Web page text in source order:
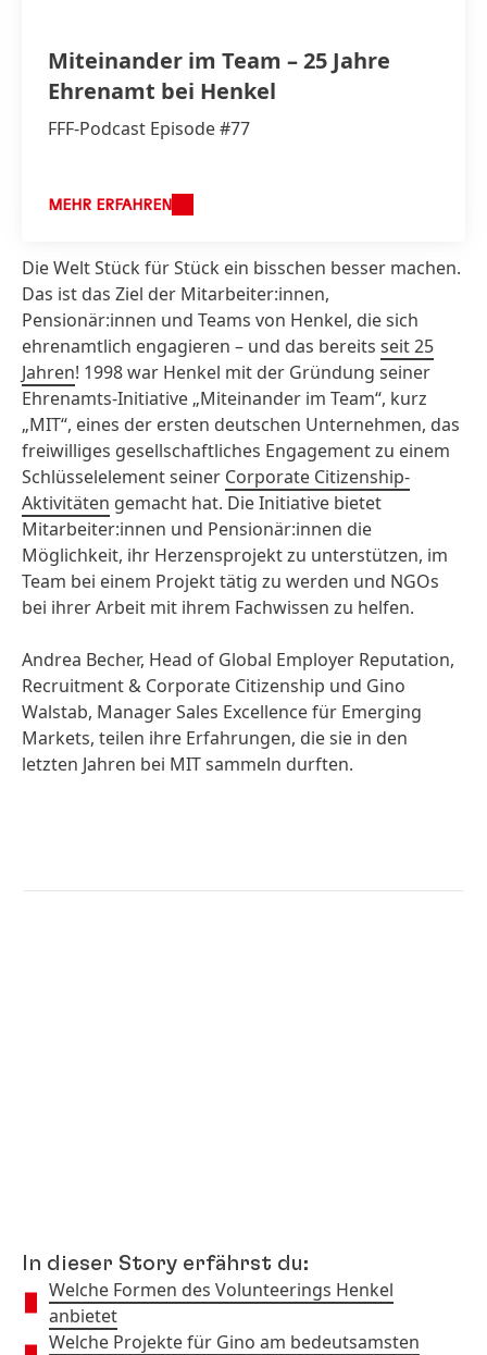
Miteinander im Team – 25 Jahre
Ehrenamt bei Henkel
FFF-Podcast Episode #77
MEHR ERFAHREN
Die Welt Stück für Stück ein bisschen besser machen.
Das ist das Ziel der Mitarbeiter:innen,
Pensionär:innen und Teams von Henkel, die sich
ehrenamtlich engagieren – und das bereits seit 25
Jahren! 1998 war Henkel mit der Gründung seiner
Ehrenamts-Initiative „Miteinander im Team“, kurz
„MIT“, eines der ersten deutschen Unternehmen, das
freiwilliges gesellschaftliches Engagement zu einem
Schlüsselelement seiner Corporate Citizenship-
Aktivitäten gemacht hat. Die Initiative bietet
Mitarbeiter:innen und Pensionär:innen die
Möglichkeit, ihr Herzensprojekt zu unterstützen, im
Team bei einem Projekt tätig zu werden und NGOs
bei ihrer Arbeit mit ihrem Fachwissen zu helfen.
Andrea Becher, Head of Global Employer Reputation,
Recruitment & Corporate Citizenship und Gino
Walstab, Manager Sales Excellence für Emerging
Markets, teilen ihre Erfahrungen, die sie in den
letzten Jahren bei MIT sammeln durften.
In dieser Story erfährst du:
Welche Formen des Volunteerings Henkel
anbietet
Welche Projekte für Gino am bedeutsamsten